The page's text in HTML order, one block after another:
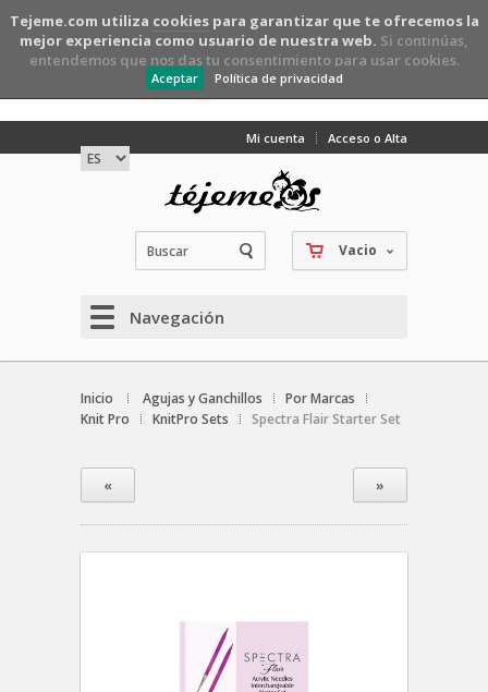
Tejeme.com utiliza cookiespara garantizar que te ofrecemos la
mejor experiencia como usuario de nuestra web. Si continúas,
entendemos que nos das tu consentimiento para usar cookies.
Aceptar Política de privacidad
Mi cuenta Acceso o Alta
Vacio
Navegación
Inicio Agujas y Ganchillos
Por Marcas
Knit Pro
KnitPro Sets Spectra Flair Starter Set
« »